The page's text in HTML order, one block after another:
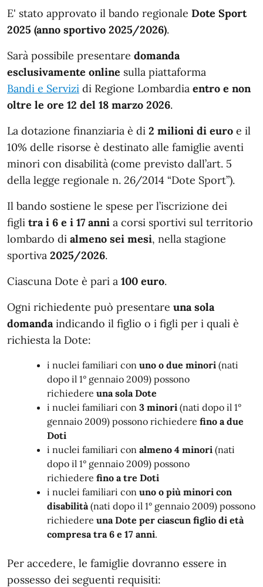
In dettaglio
E' stato approvato il bando regionale Dote Sport
2025 (anno sportivo 2025/2026).
Sarà possibile presentare domanda
esclusivamente online sulla piattaforma
Bandi e Servizi di Regione Lombardia entro e non
oltre le ore 12 del 18 marzo 2026.
La dotazione finanziaria è di 2 milioni di euro e il
10% delle risorse è destinato alle famiglie aventi
minori con disabilità (come previsto dall’art. 5
della legge regionale n. 26/2014 “Dote Sport”).
Il bando sostiene le spese per l’iscrizione dei
figli tra i 6 e i 17 anni a corsi sportivi sul territorio
lombardo di almeno sei mesi, nella stagione
sportiva 2025/2026.
Ciascuna Dote è pari a 100 euro.
Ogni richiedente può presentare una sola
domandaindicando il figlio o i figli per i quali è
richiesta la Dote:
i nuclei familiari con uno o due minori (nati
dopo il 1° gennaio 2009) possono
richiedere una sola Dote
i nuclei familiari con 3 minori (nati dopo il 1°
gennaio 2009) possono richiedere fino a due
Doti
i nuclei familiari con almeno 4 minori (nati
dopo il 1° gennaio 2009) possono
richiedere fino a tre Doti
i nuclei familiari con uno o più minori con
disabilità(nati dopo il 1° gennaio 2009) possono
richiedere una Dote per ciascun figlio di età
compresa tra 6 e 17 anni.
Per accedere, le famiglie dovranno essere in
possesso dei seguenti requisiti: